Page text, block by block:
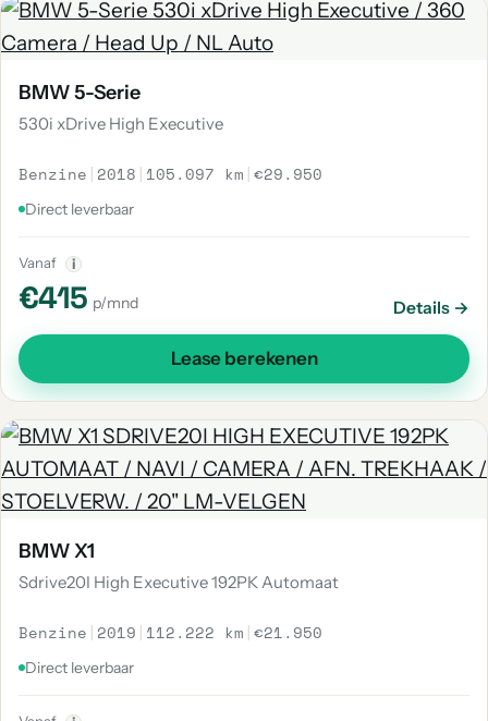
BMW 5-Serie
530i xDrive High Executive
Benzine | 2018 | 105.097 km |€29.950
Direct leverbaar
Vanaf i
€415 p/mnd Details →
Lease berekenen
BMW X1
Sdrive20I High Executive 192PK Automaat
Benzine | 2019 | 112.222 km |€21.950
Direct leverbaar